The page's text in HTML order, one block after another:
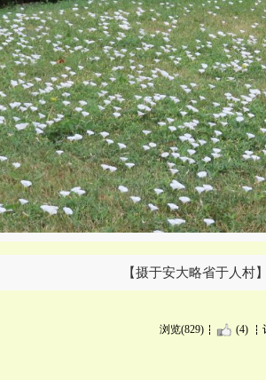
【摄于安大略省于人村
浏览(829) (4)